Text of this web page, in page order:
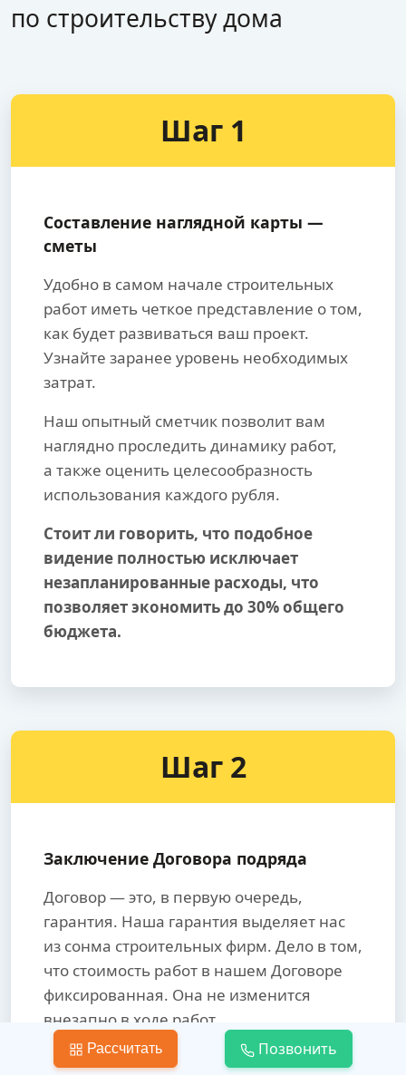
по строительству дома
Шаг 1
Составление наглядной карты —
сметы
Удобно в самом начале строительных
работ иметь четкое представление о том,
как будет развиваться ваш проект.
Узнайте заранее уровень необходимых
затрат.
Наш опытный сметчик позволит вам
наглядно проследить динамику работ,
а также оценить целесообразность
использования каждого рубля.
Стоит ли говорить, что подобное
видение полностью исключает
незапланированные расходы, что
позволяет экономить до 30% общего
бюджета.
Шаг 2
Заключение Договора подряда
Договор — это, в первую очередь,
гарантия. Наша гарантия выделяет нас
из сонма строительных фирм. Дело в том,
что стоимость работ в нашем Договоре
фиксированная. Она не изменится
внезапно в ходе работ.
Предотвратите игру под названием
Рассчитать Позвонить